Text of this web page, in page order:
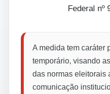
Federal nº
A medida tem caráter
temporário, visando
das normas eleitorais
comunicação